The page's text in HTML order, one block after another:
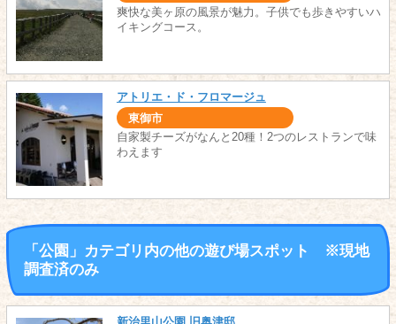
爽快な美ヶ原の風景が魅力。子供でも歩きやすいハ
イキングコース。
アトリエ・ド・フロマージュ
東御市
自家製チーズがなんと20種！2つのレストランで味
わえます
「公園」カテゴリ内の他の遊び場スポット ※現地
調査済のみ